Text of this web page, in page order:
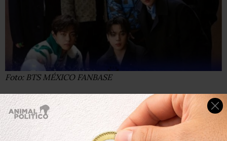
Foto: BTS MÉXICO FANBASE
Mira también: Los Beckhamvivenun novelón:
Brooklyn, el hijo mayor de Victoria y David, rompe con
la familia